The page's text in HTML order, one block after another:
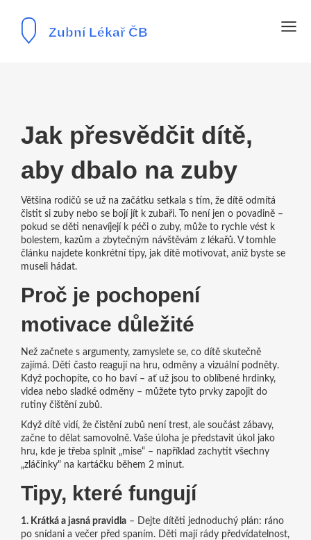
Jak přesvědčit dítě,
aby dbalo na zuby
Většina rodičů se už na začátku setkala s tím, že dítě odmítá
čistit si zuby nebo se bojí jít k zubaři. To není jen o povadině –
pokud se děti nenavíjejí k péči o zuby, může to rychle vést k
bolestem, kazům a zbytečným návštěvám z lékařů. V tomhle
článku najdete konkrétní tipy, jak dítě motivovat, aniž byste se
museli hádat.
Proč je pochopení
motivace důležité
Než začnete s argumenty, zamyslete se, co dítě skutečně
zajímá. Děti často reagují na hru, odměny a vizuální podněty.
Když pochopíte, co ho baví – ať už jsou to oblíbené hrdinky,
videa nebo sladké odměny – můžete tyto prvky zapojit do
rutiny čištění zubů.
Když dítě vidí, že čistění zubů není trest, ale součást zábavy,
začne to dělat samovolně. Vaše úloha je představit úkol jako
hru, kde je třeba splnit „mise“ – například zachytit všechny
„zláčinky" na kartáčku během 2 minut.
Tipy, které fungují
1. Krátká a jasná pravidla– Dejte dítěti jednoduchý plán: ráno
po snídani a večer před spaním. Děti mají rády předvídatelnost,